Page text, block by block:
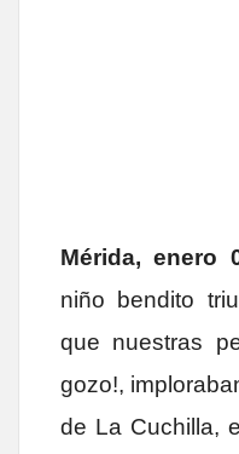
Mérida, enero
niño bendito
que nuestras
gozo!,
de La Cuchilla,